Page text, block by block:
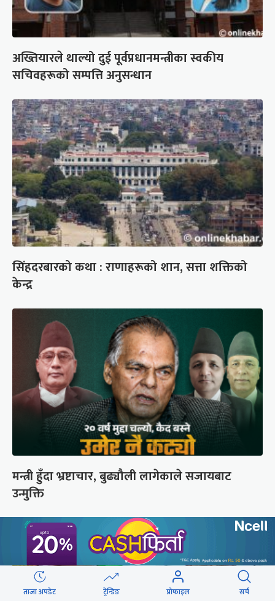
अख्तियारले थाल्यो दुई पूर्वप्रधानमन्त्रीका स्वकीय
सचिवहरूको सम्पत्ति अनुसन्धान
सिंहदरबारको कथा : राणाहरूको शान, सत्ता शक्तिको
केन्द्र
मन्त्री हुँदा भ्रष्टाचार, बुढ्यौली लागेकाले सजायबाट
उन्मुक्ति
ताजा अपडेट ट्रेन्डिङ प्रोफाइल सर्च